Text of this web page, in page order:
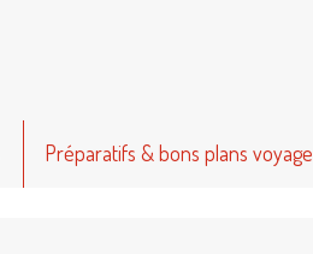
Préparatifs & bons plans voyage